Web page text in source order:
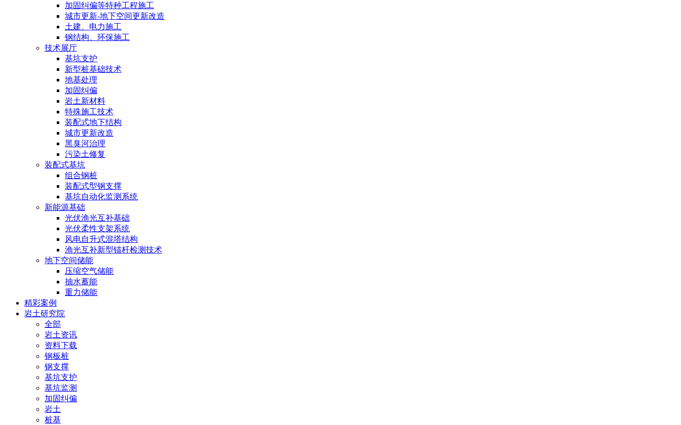
加固纠偏等特种工程施工
城市更新-地下空间更新改造
土建、电力施工
钢结构、环保施工
技术展厅
基坑支护
新型桩基础技术
地基处理
加固纠偏
岩土新材料
特殊施工技术
装配式地下结构
城市更新改造
黑臭河治理
污染土修复
装配式基坑
组合钢桩
装配式型钢支撑
基坑自动化监测系统
新能源基础
光伏渔光互补基础
光伏柔性支架系统
风电自升式混塔结构
渔光互补新型锚杆检测技术
地下空间储能
压缩空气储能
抽水蓄能
重力储能
精彩案例
岩土研究院
全部
岩土资讯
资料下载
钢板桩
钢支撑
基坑支护
基坑监测
加固纠偏
岩土
桩基